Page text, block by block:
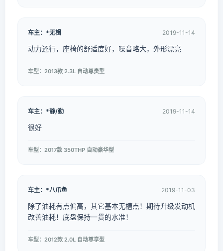
车主：*无楫 2019-11-14
动力还行，座椅的舒适度好，噪音略大，外形漂亮
车型：2013款 2.3L 自动尊贵型
车主：*静/勤 2019-11-14
很好
车型：2017款 350THP 自动豪华型
车主：*八爪鱼 2019-11-03
除了油耗有点偏高，其它基本无槽点！期待升级发动机
改善油耗！底盘保持一贯的水准！
车型：2012款 2.0L 自动尊享型